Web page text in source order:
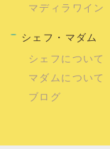
マディラワイン
シェフ・マダム
シェフについて
マダムについて
ブログ